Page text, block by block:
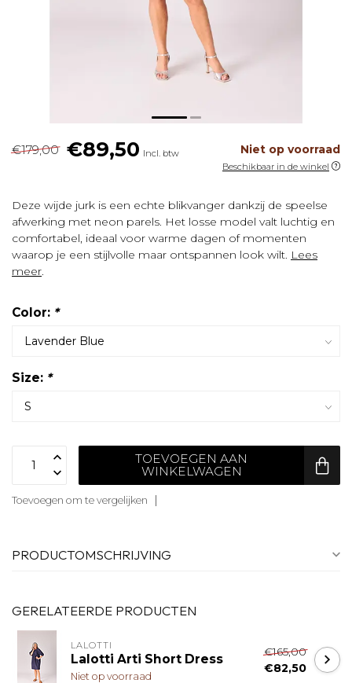
€179,00 €89,50 Incl. btw Niet op voorraad
Beschikbaar in de winkel
Deze wijde jurk is een echte blikvanger dankzij de speelse
afwerking met neon parels. Het losse model valt luchtig en
comfortabel, ideaal voor warme dagen of momenten
waarop je een stijlvolle maar ontspannen look wilt. Lees
meer.
Color: *
Size: *
TOEVOEGEN AAN
WINKELWAGEN
Toevoegen om te vergelijken
PRODUCTOMSCHRIJVING
GERELATEERDE PRODUCTEN
LALOTTI
Lalotti Arti Short Dress
Niet op voorraad
€165,00
€82,50